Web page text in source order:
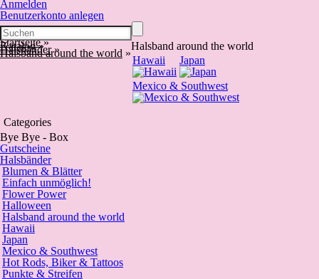
Anmelden
Benutzerkonto anlegen
Startseite »
Katalog »
Halsbänder »
Halsband around the world »
Halsband around the world
Hawaii
Japan
Mexico & Southwest
Categories
Bye Bye - Box
Gutscheine
Halsbänder
Blumen & Blätter
Einfach unmöglich!
Flower Power
Halloween
Halsband around the world
Hawaii
Japan
Mexico & Southwest
Hot Rods, Biker & Tattoos
Punkte & Streifen